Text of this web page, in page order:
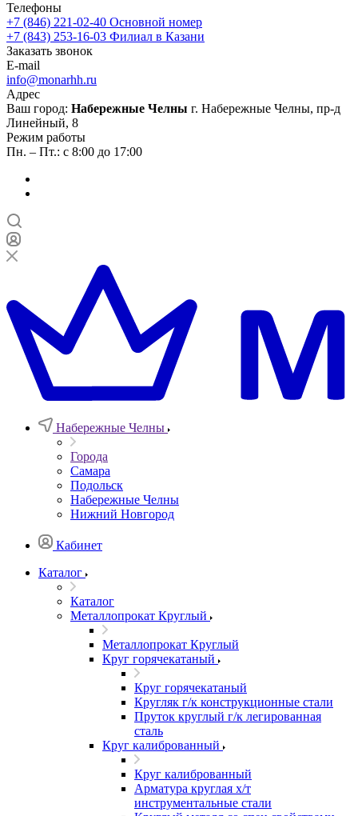
Телефоны
+7 (846) 221-02-40 Основной номер
+7 (843) 253-16-03 Филиал в Казани
Заказать звонок
E-mail
info@monarhh.ru
Адрес
Ваш город: Набережные Челны г. Набережные Челны, пр-д
Линейный, 8
Режим работы
Пн. – Пт.: с 8:00 до 17:00
Набережные Челны
Города
Самара
Подольск
Набережные Челны
Нижний Новгород
Кабинет
Каталог
Каталог
Металлопрокат Круглый
Металлопрокат Круглый
Круг горячекатаный
Круг горячекатаный
Кругляк г/к конструкционные стали
Пруток круглый г/к легированная
сталь
Круг калиброванный
Круг калиброванный
Арматура круглая х/т
инструментальные стали